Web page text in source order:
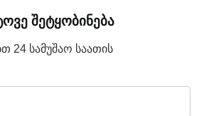
შეტყობინება
24 სამუშაო საათის